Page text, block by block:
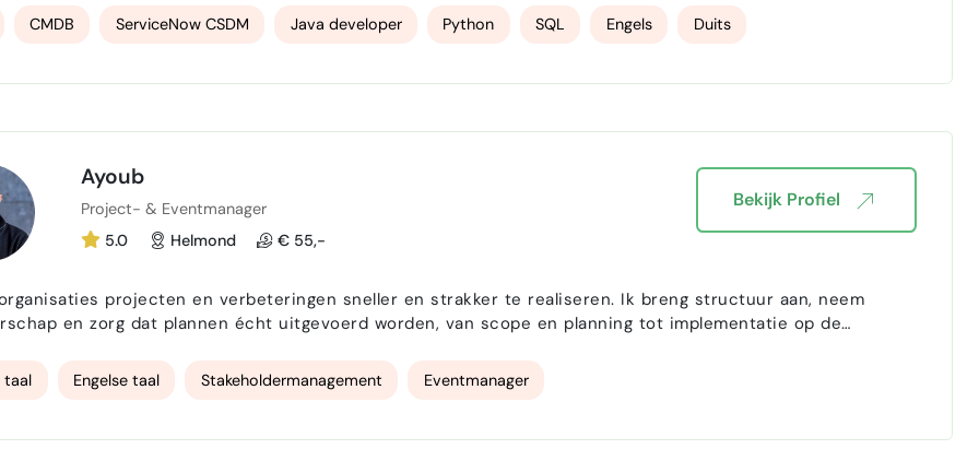
alignment with CSDM, service design and mapping, requirements…
CMDB ServiceNow CSDM Java developer Python SQL Engels Duits
Ayoub
Project- & Eventmanager
5.0
Helmond € 55,-
projecten en verbeteringen sneller en strakker te realiseren. Ik breng structuur aan, neem
en zorg dat plannen écht uitgevoerd worden, van scope en planning tot implementatie op de
zorg dat alles wat is bedacht en voorbereid op de dag zelf klo…
taal Engelse taal Stakeholdermanagement Eventmanager
Bekijk Profiel